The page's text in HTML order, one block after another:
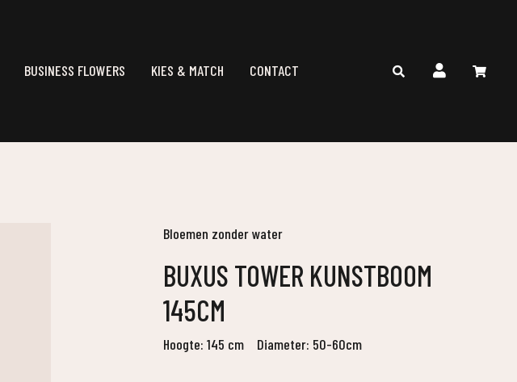
BUSINESS FLOWERS KIES & MATCH CONTACT
Bloemen zonder water
BUXUS TOWER KUNSTBOOM
145CM
Hoogte: 145 cm Diameter: 50-60cm